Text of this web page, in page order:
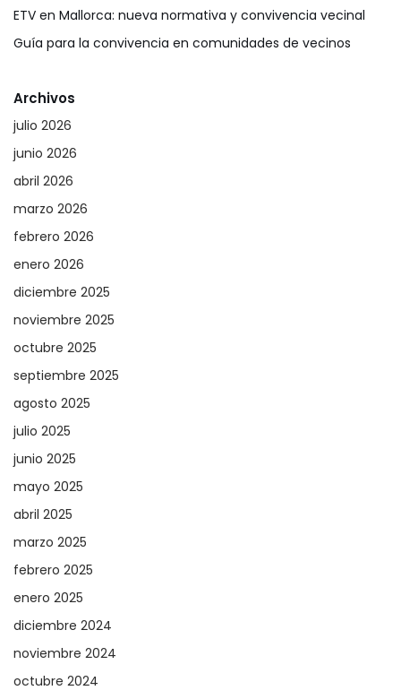
ETV en Mallorca: nueva normativa y convivencia vecinal
Guía para la convivencia en comunidades de vecinos
Archivos
julio 2026
junio 2026
abril 2026
marzo 2026
febrero 2026
enero 2026
diciembre 2025
noviembre 2025
octubre 2025
septiembre 2025
agosto 2025
julio 2025
junio 2025
mayo 2025
abril 2025
marzo 2025
febrero 2025
enero 2025
diciembre 2024
noviembre 2024
octubre 2024